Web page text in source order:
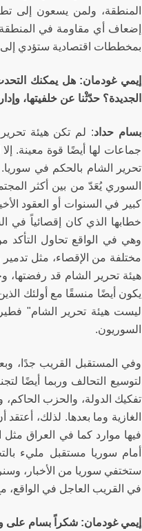
المنطقة، ولمن يسعون إلى
إضعاف أي مقاومة في
بمخططات اقتصادية ستؤدي
إيمي غودمان: هل يمكنك
الجديدة؟ حدّثْنا عن خلفيتها،
بسام حداد: لم تكن هيئة
جماعات لها أيضًا قوة معينة.
تحرير الشام بالحكم في
السوري يُعَدّ من بين أكثر
كبير في السنوات أو العقود
وهي في الواقع تحاول التأكد
مختلفة من الإقصاء، مثل
هيئة تحرير الشام قد رفضتها،
يكون أيضًا منسقًا مع أولئك
ليست هيئة تحرير الشام"
السوريون.
وفي المستقبل القريب جدًا،
تفكيك الدولة، والحزب
الغازية وما بعدها. لذلك،
فيها موارد كما في العراق
أمام سوريا مستقبل مليء
ستختفي سوريا من الأخبار،
في القريب العاجل في
إيمي غودمان: شكراً بسام على